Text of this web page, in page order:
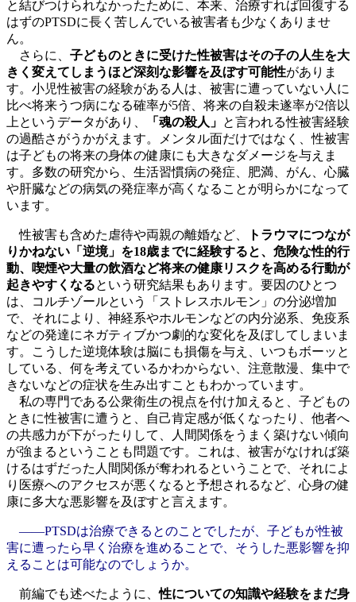
と結びつけられなかったために、本来、治療すれば回復する
はずのPTSDに長く苦しんでいる被害者も少なくありませ
ん。
さらに、 子どものときに受けた性被害はその子の人生を大
きく変えてしまうほど深刻な影響を及ぼす可能性がありま
す。小児性被害の経験がある人は、被害に遭っていない人に
比べ将来うつ病になる確率が5倍、将来の自殺未遂率が2倍以
上というデータがあり、
「魂の殺人」 と言われる性被害経験
の過酷さがうかがえます。メンタル面だけではなく、性被害
は子どもの将来の身体の健康にも大きなダメージを与えま
す。多数の研究から、生活習慣病の発症、肥満、がん、心臓
や肝臓などの病気の発症率が高くなることが明らかになって
います。
性被害も含めた虐待や両親の離婚など、
トラウマにつなが
りかねない「逆境」を18歳までに経験すると、危険な性的行
動、喫煙や大量の飲酒など将来の健康リスクを高める行動が
起きやすくなるという研究結果もあります。要因のひとつ
は、コルチゾールという「ストレスホルモン」の分泌増加
で、それにより、神経系やホルモンなどの内分泌系、免疫系
などの発達にネガティブかつ劇的な変化を及ぼしてしまいま
す。こうした逆境体験は脳にも損傷を与え、いつもボーッと
している、何を考えているかわからない、注意散漫、集中で
きないなどの症状を生み出すこともわかっています。
私の専門である公衆衛生の視点を付け加えると、子どもの
ときに性被害に遭うと、自己肯定感が低くなったり、他者へ
の共感力が下がったりして、人間関係をうまく築けない傾向
が強まるということも問題です。これは、被害がなければ築
けるはずだった人間関係が奪われるということで、それによ
り医療へのアクセスが悪くなると予想されるなど、心身の健
康に多大な悪影響を及ぼすと言えます。
――PTSDは治療できるとのことでしたが、子どもが性被
害に遭ったら早く治療を進めることで、そうした悪影響を抑
えることは可能なのでしょうか。
前編でも述べたように、性についての知識や経験をまだ身